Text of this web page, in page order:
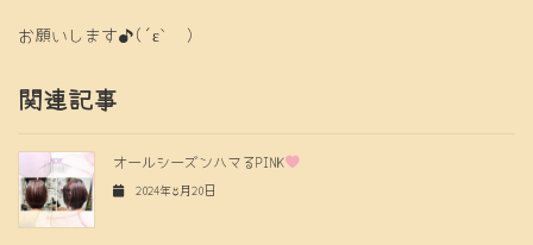
お願いします♪(´ε｀ )
関連記事
オールシーズンハマるPINK
2024年8月20日